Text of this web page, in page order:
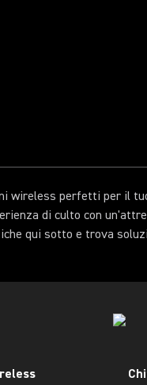
wireless perfetti per il
di culto con
qui sotto e trova